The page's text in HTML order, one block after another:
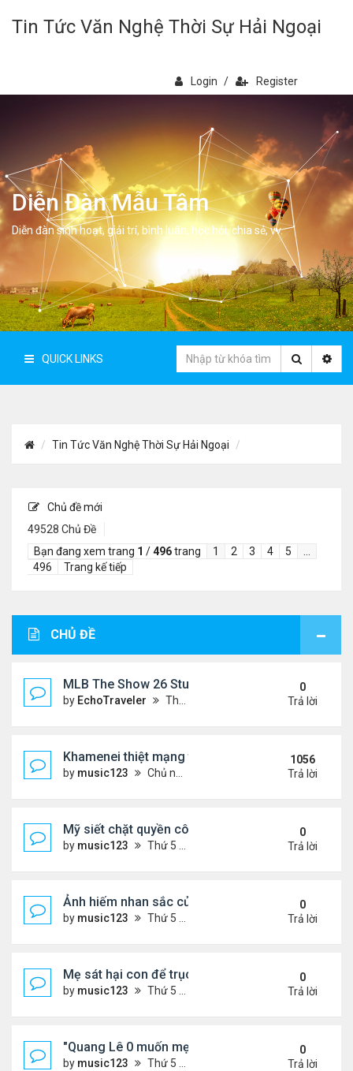
Tin Tức Văn Nghệ Thời Sự Hải Ngoại
Login / Register
Diễn Đàn Mẫu Tâm
Diễn đàn sinh hoạt, giải trí, bình luân, học hỏi, chia sẻ, vv.
QUICK LINKS
Tin Tức Văn Nghệ Thời Sự Hải Ngoại
Chủ đề mới
49528 Chủ Đề
Bạn đang xem trang 1 /496trang 1 2 3 4 5
496
Trang kế tiếp
CHỦ ĐỀ
MLB The Show 26 Stubs Tips for Efficient
by EchoTraveler Thứ 6 Tháng 8 07, 2026 12:31 am
0
Trả lời
Khamenei thiệt mạng trong cuộc tấn công phối
by music123 Chủ nhật Tháng 3 01, 2026 5:22 am
1056
Trả lời
Mỹ siết chặt quyền công dân theo nơi sinh, mở
by music123 Thứ 5 Tháng 8 06, 2026 5:09 pm
0
Trả lời
Ảnh hiếm nhan sắc của Thẩm Thuý Hằng
by music123 Thứ 5 Tháng 8 06, 2026 4:56 pm
0
Trả lời
Mẹ sát hại con để trục lợi bảo hiểm
by music123 Thứ 5 Tháng 8 06, 2026 4:53 pm
0
Trả lời
"Quang Lê 0 muốn mẹ thua kém người khác"
by music123 Thứ 5 Tháng 8 06, 2026 4:50 pm
0
Trả lời